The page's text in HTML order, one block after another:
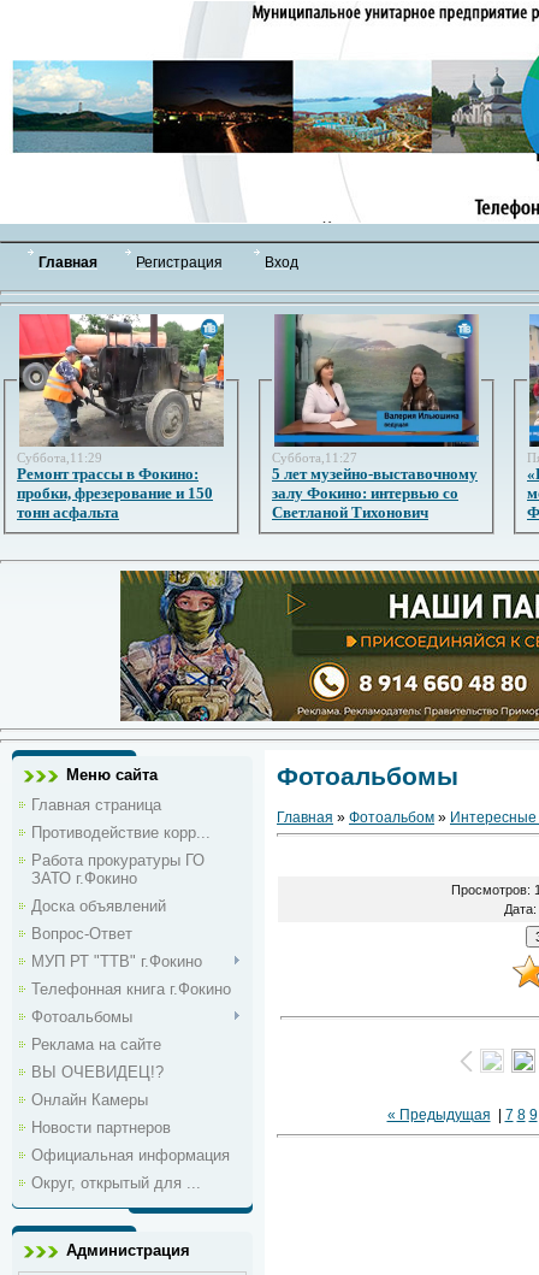
Главная Регистрация Вход
Суббота,11:29
Ремонт трассы в Фокино:
пробки, фрезерование и 150
тонн асфальта
Суббота,11:27
5 лет музейно-выставочному
залу Фокино: интервью со
Светланой Тихонович
Меню сайта
Главная страница
Противодействие корр...
Работа прокуратуры ГО
ЗАТО г.Фокино
Доска объявлений
Вопрос-Ответ
МУП РТ "ТТВ" г.Фокино
Телефонная книга г.Фокино
Фотоальбомы
Реклама на сайте
ВЫ ОЧЕВИДЕЦ!?
Онлайн Камеры
Новости партнеров
Официальная информация
Округ, открытый для ...
Администрация
Фотоальбомы
Главная » Фотоальбом »
Просмотров:
Дата:
« Предыдущая 7 8 9